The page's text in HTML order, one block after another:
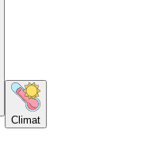
Climat